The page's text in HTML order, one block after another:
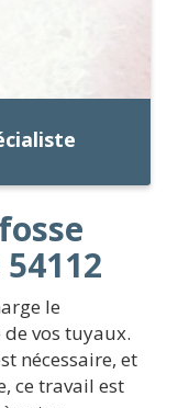
le
vos tuyaux.
nécessaire, et
ce travail est